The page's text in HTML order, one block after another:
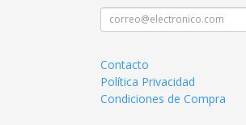
Contacto
Política Privacidad
Condiciones de Compra